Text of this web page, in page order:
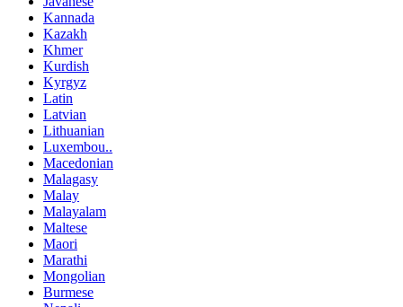
Kannada
Kazakh
Khmer
Kurdish
Kyrgyz
Latin
Latvian
Lithuanian
Luxembou..
Macedonian
Malagasy
Malay
Malayalam
Maltese
Maori
Marathi
Mongolian
Burmese